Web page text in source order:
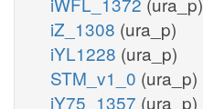
iZ_1308 (ura_p)
iYL1228 (ura_p)
STM_v1_0 (ura_p)
iY75_1357 (ura_p)